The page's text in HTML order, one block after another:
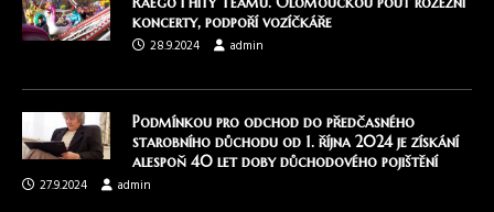
koncerty, podpoří vozíčkáře
28.9.2024
admin
Podmínkou pro odchod do předčasného
starobního důchodu od 1. října 2024 je získání
alespoň 40 let doby důchodového pojištění
27.9.2024
admin